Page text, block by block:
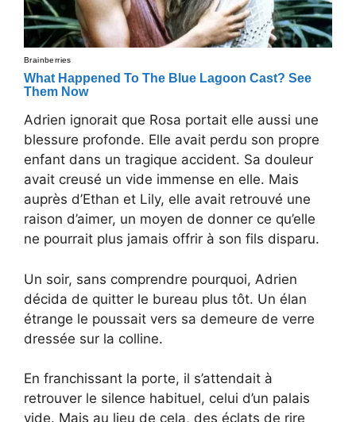
Adrien ignorait que Rosa portait elle aussi une
blessure profonde. Elle avait perdu son propre
enfant dans un tragique accident. Sa douleur
avait creusé un vide immense en elle. Mais
auprès d’Ethan et Lily, elle avait retrouvé une
raison d’aimer, un moyen de donner ce qu’elle
ne pourrait plus jamais offrir à son fils disparu.
Un soir, sans comprendre pourquoi, Adrien
décida de quitter le bureau plus tôt. Un élan
étrange le poussait vers sa demeure de verre
dressée sur la colline.
En franchissant la porte, il s’attendait à
retrouver le silence habituel, celui d’un palais
vide. Mais au lieu de cela, des éclats de rire